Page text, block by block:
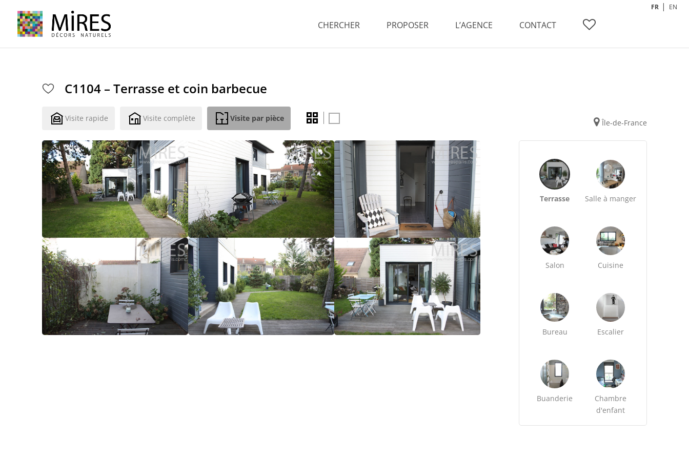
CHERCHER PROPOSER L’AGENCE CONTACT
FR EN
C1104 – Terrasse et coin barbecue
Visite rapide Visite complète Visite par pièce Île-de-France
Terrasse Salle à manger
Salon Cuisine
Bureau Escalier
Buanderie
Chambre
d'enfant